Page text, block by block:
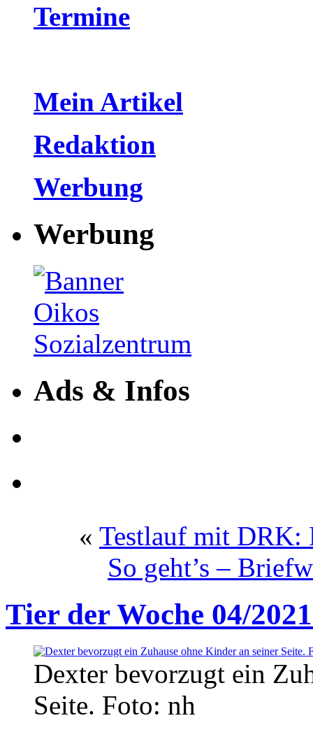
Termine
Mein Artikel
Redaktion
Werbung
Werbung
Ads & Infos
« Testlauf mit DRK:
So geht’s –
Tier der Woche 04/
Dexter bevorzugt ein
Seite. Foto: nh